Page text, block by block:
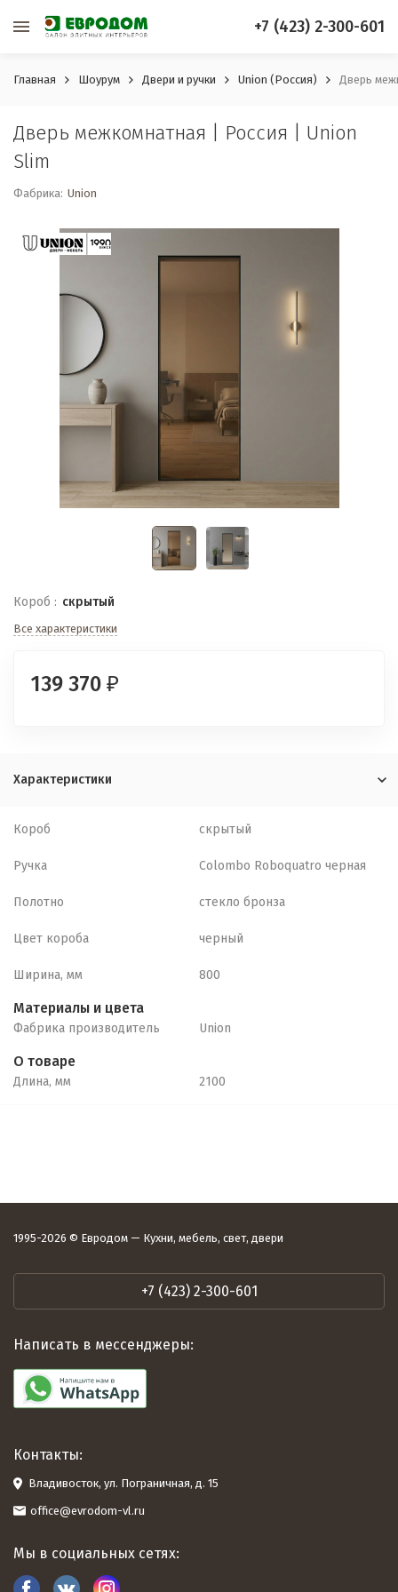
+7 (423) 2-300-601
Главная Шоурум Двери и ручки Union (Россия) Дверь
Дверь межкомнатная | Россия | Union
Slim
Фабрика: Union
Короб : скрытый
Все характеристики
139 370 ₽
Характеристики
Короб скрытый
Ручка Colombo Roboquatro черная
Полотно стекло бронза
Цвет короба черный
Ширина, мм 800
Материалы и цвета
Фабрика производитель Union
О товаре
Длина, мм 2100
1995-2026 © Евродом — Кухни, мебель, свет, двери
+7 (423) 2-300-601
Написать в мессенджеры:
Контакты:
Владивосток, ул. Пограничная, д. 15
office@evrodom-vl.ru
Мы в социальных сетях: